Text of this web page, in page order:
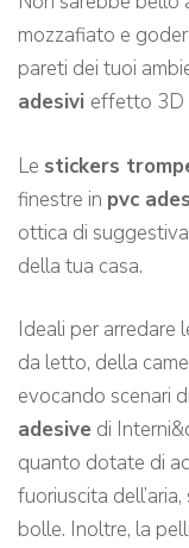
mozzafiato e
pareti dei tuoi
adesivi effetto 3D
Le stickers
finestre in pvc
ottica di
della tua casa.
Ideali per arredare
da letto, della
evocando scenari
adesive di
quanto dotate di
fuoriuscita
bolle. Inoltre, la